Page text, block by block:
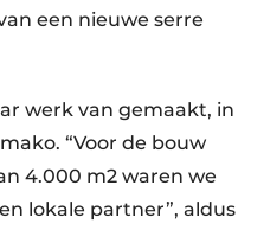
een nieuwe serre
werk van gemaakt, in
“Voor de bouw
4.000 m2 waren we
lokale partner”, aldus